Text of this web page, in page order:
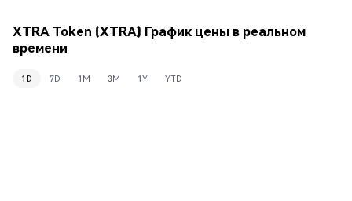
XTRA Token (XTRA) График цены в реальном
времени
1D 7D 1M 3M 1Y YTD